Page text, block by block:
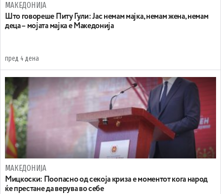
МАКЕДОНИЈА
Што говореше Питу Гули: Јас немам мајка, немам жена, немам
деца – мојата мајка е Македонија
пред 4 дена
МАКЕДОНИЈА
Мицкоски: Поопасно од секоја криза е моментот кога народ
ќе престане да верува во себе